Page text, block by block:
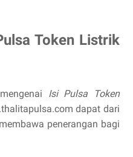
Token Listrik
Isi Pulsa Token
dapat dari
penerangan bagi